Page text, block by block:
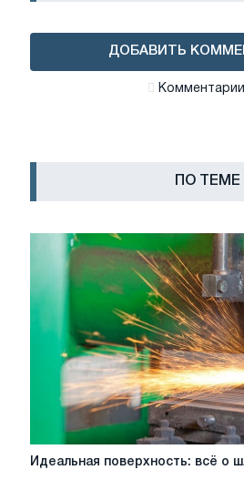
ДОБАВИТЬ
ПО ТЕМЕ
Идеальная
поверхность:
Идеальная поверхность: всё о